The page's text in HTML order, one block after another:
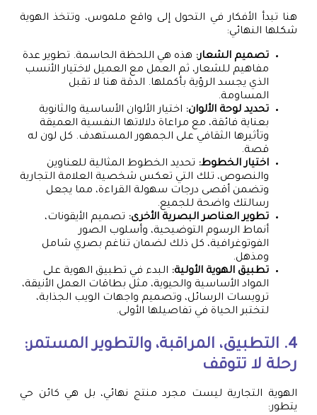
هنا تبدأ الأفكار في التحول إلى واقع ملموس، وتتخذ الهوية
شكلها النهائي:
تصميم الشعار: هذه هي اللحظة الحاسمة. تطوير عدة
مفاهيم للشعار، ثم العمل مع العميل لاختيار الأنسب
الذي يجسد الرؤية بأكملها. الدقة هنا لا تقبل
المساومة.
تحديد لوحة الألوان: اختيار الألوان الأساسية والثانوية
بعناية فائقة، مع مراعاة دلالاتها النفسية العميقة
وتأثيرها الثقافي على الجمهور المستهدف. كل لون له
قصة.
اختيار الخطوط: تحديد الخطوط المثالية للعناوين
والنصوص، تلك التي تعكس شخصية العلامة التجارية
وتضمن أقصى درجات سهولة القراءة، مما يجعل
رسالتك واضحة للجميع.
تطوير العناصر البصرية الأخرى: تصميم الأيقونات،
أنماط الرسوم التوضيحية، وأسلوب الصور
الفوتوغرافية، كل ذلك لضمان تناغم بصري شامل
ومذهل.
تطبيق الهوية الأولية: البدء في تطبيق الهوية على
المواد الأساسية والحيوية، مثل بطاقات العمل الأنيقة،
ترويسات الرسائل، وتصميم واجهات الويب الجذابة،
لتختبر الحياة في تفاصيلها الأولى.
4. التطبيق، المراقبة، والتطوير المستمر:
رحلة لا تتوقف
الهوية التجارية ليست مجرد منتج نهائي، بل هي كائن حي
يتطور: